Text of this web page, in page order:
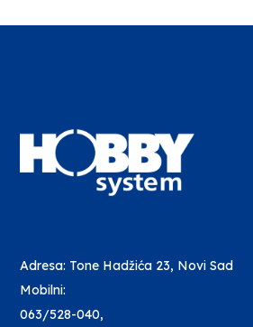
Adresa: Tone Hadžića 23, Novi Sad
Mobilni:
063/528-040,